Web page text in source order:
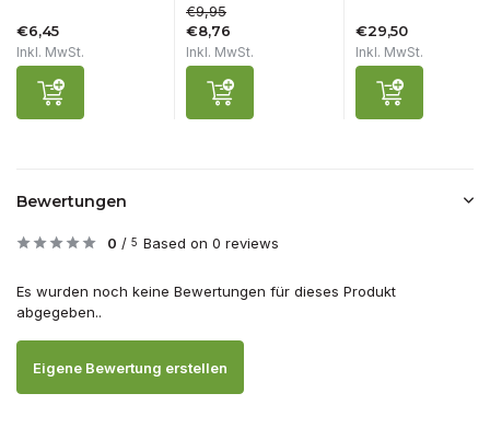
€6,45
Inkl. MwSt.
€9,95
€8,76
Inkl. MwSt.
€29,50
Inkl. MwSt.
Bewertungen
0 / 5 Based on 0 reviews
Es wurden noch keine Bewertungen für dieses Produkt
abgegeben..
Eigene Bewertung erstellen